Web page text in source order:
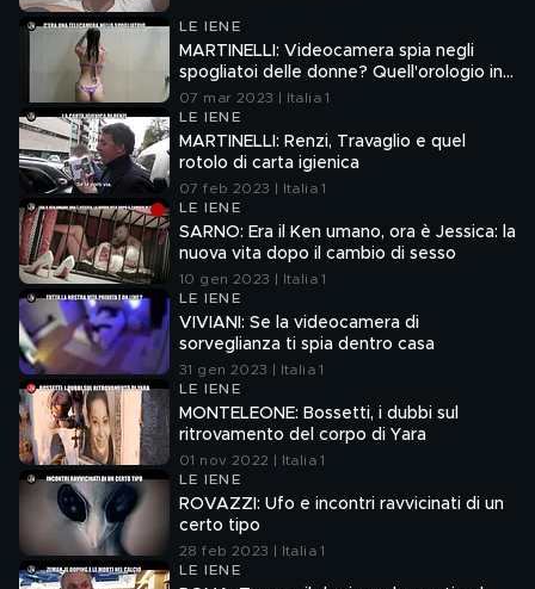
LE IENE
MARTINELLI: Videocamera spia negli
spogliatoi delle donne? Quell'orologio in
palestra
07 mar 2023 | Italia 1
LE IENE
MARTINELLI: Renzi, Travaglio e quel
rotolo di carta igienica
07 feb 2023 | Italia 1
LE IENE
SARNO: Era il Ken umano, ora è Jessica: la
nuova vita dopo il cambio di sesso
10 gen 2023 | Italia 1
LE IENE
VIVIANI: Se la videocamera di
sorveglianza ti spia dentro casa
31 gen 2023 | Italia 1
LE IENE
MONTELEONE: Bossetti, i dubbi sul
ritrovamento del corpo di Yara
01 nov 2022 | Italia 1
LE IENE
ROVAZZI: Ufo e incontri ravvicinati di un
certo tipo
28 feb 2023 | Italia 1
LE IENE